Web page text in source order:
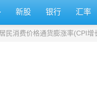
新股 银行 汇率
民消费价格通货膨涨率(CPI增